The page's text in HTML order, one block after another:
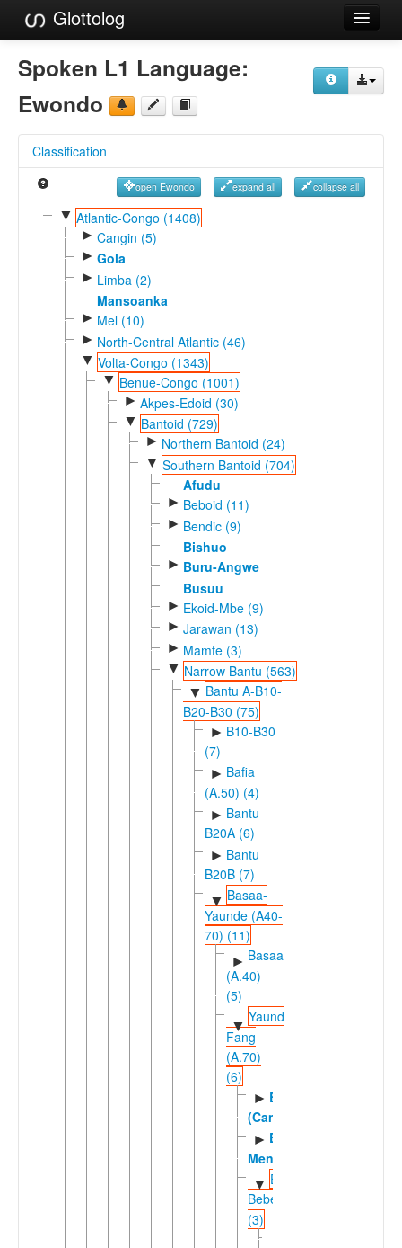
Glottolog
Languages
References
Reference Search
GlottoScope
Spoken L1 Language:
Ewondo
Classification
open Ewondo expand all collapse all
▼ Atlantic-Congo (1408)
► Cangin (5)
► Gola
► Limba (2)
Mansoanka
► Mel (10)
► North-Central Atlantic (46)
▼ Volta-Congo (1343)
▼ Benue-Congo (1001)
► Akpes-Edoid (30)
▼ Bantoid (729)
► Northern Bantoid (24)
▼ Southern Bantoid (704)
Afudu
► Beboid (11)
► Bendic (9)
Bishuo
► Buru-Angwe
Busuu
► Ekoid-Mbe (9)
► Jarawan (13)
► Mamfe (3)
▼ Narrow Bantu (563)
▼ Bantu A-B10-
B20-B30 (75)
► B10-B30
(7)
► Bafia
(A.50) (4)
► Bantu
B20A (6)
► Bantu
B20B (7)
▼ Basaa-
Yaunde (A40-
70) (11)
► Basaa
(A.40)
(5)
▼
Yaunde-
Fang
(A.70)
(6)
► Bulu
(Cameroon)
► Eton-
Mengisa
▼ Ewondo-
Bebele
(3)